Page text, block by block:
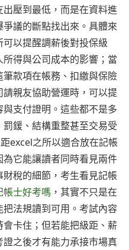
壓到最低，而是在資料進
議的斷點找出來。具體來
以提醒調薪後對投保級
得與公司成本的影響；當
款項在帳務、扣繳與保險
親友協助營運時，可以提
支付證明。這些都不是多
鍰、結構重整甚至交易受
excel之所以適合放在記帳
它能讓讀者同時看見兩件
稅的細節，考生看見記帳
帳士好考嗎 ，其實不只是在
法規讀到可用。考試內容
卡住；但若能把級距、薪
之後才有能力承接市場真